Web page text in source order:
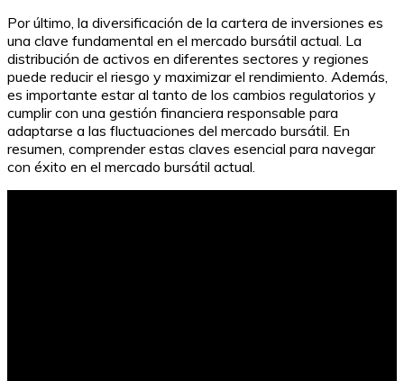
Por último, la diversificación de la cartera de inversiones es
una clave fundamental en el mercado bursátil actual. La
distribución de activos en diferentes sectores y regiones
puede reducir el riesgo y maximizar el rendimiento. Además,
es importante estar al tanto de los cambios regulatorios y
cumplir con una gestión financiera responsable para
adaptarse a las fluctuaciones del mercado bursátil. En
resumen, comprender estas claves esencial para navegar
con éxito en el mercado bursátil actual.